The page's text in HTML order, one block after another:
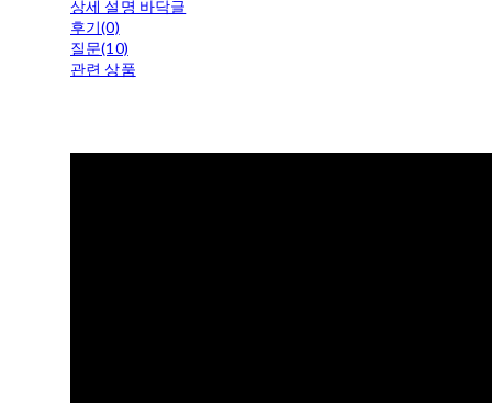
상세 설명 바닥글
후기(0)
질문(10)
관련 상품